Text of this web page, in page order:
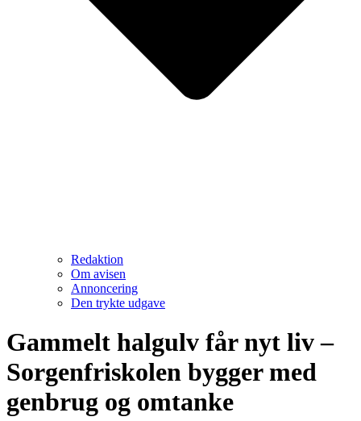
Redaktion
Om avisen
Annoncering
Den trykte udgave
Gammelt halgulv får nyt liv –
Sorgenfriskolen bygger med
genbrug og omtanke